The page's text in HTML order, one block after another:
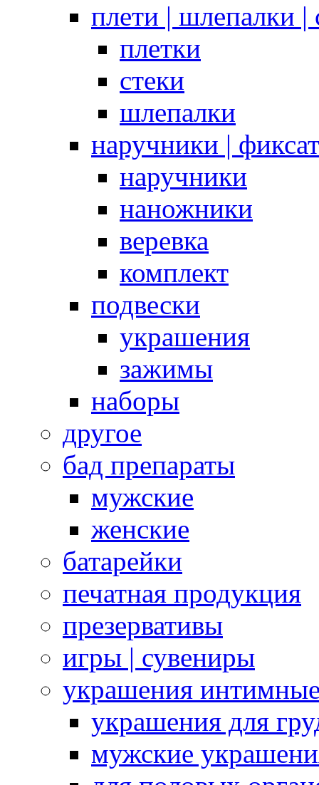
плети | шлепалки |
плетки
стеки
шлепалки
наручники |
наручники
наножники
веревка
комплект
подвески
украшения
зажимы
наборы
другое
бад препараты
мужские
женские
батарейки
печатная продукция
презервативы
игры | сувениры
украшения
украшения для
мужские